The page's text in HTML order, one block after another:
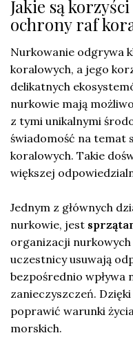
Jakie są
ochrony raf
Nurkowanie odgrywa
koralowych, a jego
delikatnych
nurkowie mają
z tymi unikalnymi
świadomość na temat
koralowych. Takie
większej
Jednym z głównych
nurkowie, jest
organizacji
uczestnicy usuwają
bezpośrednio
zanieczyszczeń.
poprawić warunki
morskich.